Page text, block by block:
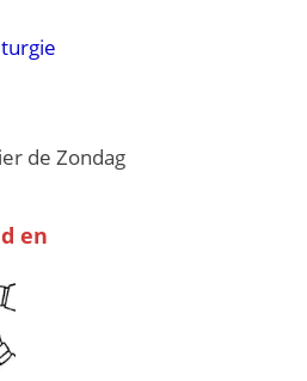
de Zondag
en